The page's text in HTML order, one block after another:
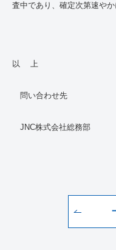
査中であり、確定次第速やか
以 上
問い合わせ先
JNC株式会社総務部